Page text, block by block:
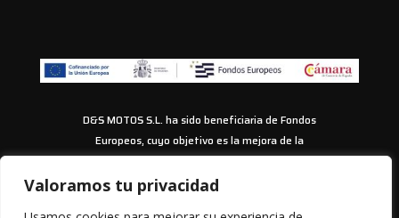
Valoramos tu privacidad
D&S MOTOS S.L. ha sido beneficiaria de Fondos
Europeos, cuyo objetivo es la mejora de la
competitividad de las PYMES, y gracias al cual ha
puesto en marcha un Plan de Acción con el objetivo